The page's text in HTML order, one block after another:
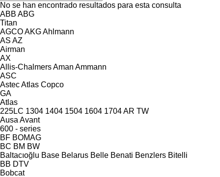
No se han encontrado resultados para esta consulta
ABB ABG
Titan
AGCOAKGAhlmann
AS AZ
Airman
AX
Allis-ChalmersAman Ammann
ASC
AstecAtlas Copco
GA
Atlas
225LC 1304 1404 1504 1604 1704AR TW
Ausa Avant
600 - series
BF BOMAG
BC BM BW
Baltacıoğlu Base Belarus Belle Benati Benzlers Bitelli
BB DTV
Bobcat